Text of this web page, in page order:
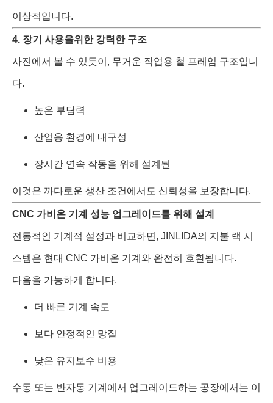
이상적입니다.
4. 장기 사용을위한 강력한 구조
사진에서 볼 수 있듯이, 무거운 작업용 철 프레임 구조입니
다.
높은 부담력
산업용 환경에 내구성
장시간 연속 작동을 위해 설계된
이것은 까다로운 생산 조건에서도 신뢰성을 보장합니다.
CNC 가비온 기계 성능 업그레이드를 위해 설계
전통적인 기계적 설정과 비교하면, JINLIDA의 지불 랙 시
스템은 현대 CNC 가비온 기계와 완전히 호환됩니다.
다음을 가능하게 합니다.
더 빠른 기계 속도
보다 안정적인 망질
낮은 유지보수 비용
수동 또는 반자동 기계에서 업그레이드하는 공장에서는 이